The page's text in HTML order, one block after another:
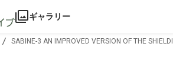
ギャラリー
SABINE-3 AN IMPROVED VERSION OF THE